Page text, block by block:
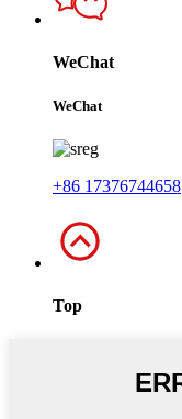
WeChat
WeChat
+86 17376744658
Top